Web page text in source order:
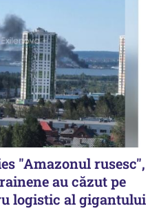
"Amazonul rusesc",
au căzut pe
logistic al gigantului